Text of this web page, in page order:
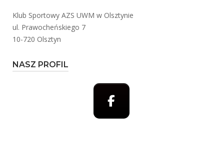
Klub Sportowy AZS UWM w Olsztynie
ul. Prawocheńskiego 7
10-720 Olsztyn
NASZ PROFIL